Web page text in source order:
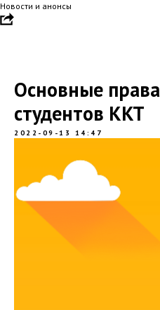
Новости и анонсы
Основные
студентов ККТ
2022-09-13 14:47